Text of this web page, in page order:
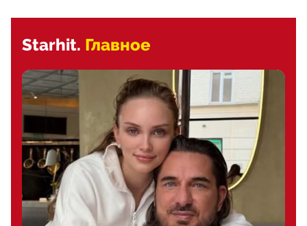
Starhit. Главное